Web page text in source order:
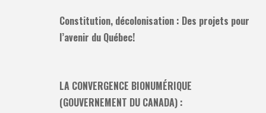
Constitution, décolonisation : Des projets pour
l’avenir du Québec!
LA CONVERGENCE BIONUMÉRIQUE
(GOUVERNEMENT DU CANADA) :